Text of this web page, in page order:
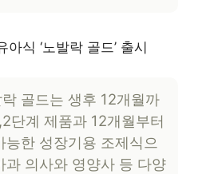
식 ‘노발락 골드’ 출시
골드는 생후 12개월까
단계 제품과 12개월부터
한 성장기용 조제식으
과 의사와 영양사 등 다양